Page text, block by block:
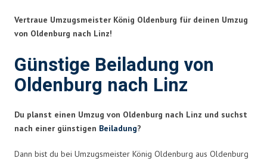
Vertraue Umzugsmeister König Oldenburg für deinen Umzug
von Oldenburg nach Linz!
Günstige Beiladung von
Oldenburg nach Linz
Du planst einen Umzug von Oldenburg nach Linz und suchst
nach einer günstigen Beiladung?
Dann bist du bei Umzugsmeister König Oldenburg aus Oldenburg